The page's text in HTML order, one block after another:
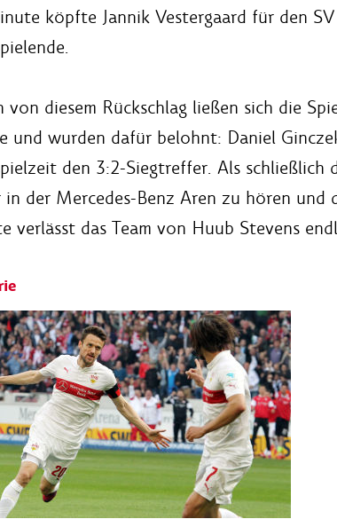
köpfte Jannik Vestergaard für den
von diesem Rückschlag ließen sich die
und wurden dafür belohnt: Daniel
den 3:2-Siegtreffer. Als
in der Mercedes-Benz Aren zu hören
verlässt das Team von Huub Stevens